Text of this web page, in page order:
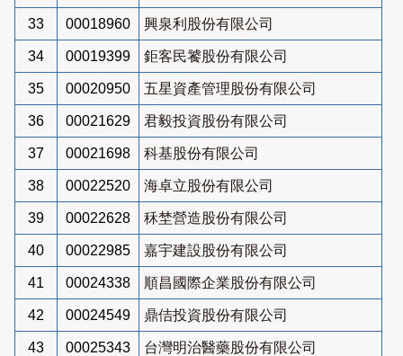
33 00018960 興泉利股份有限公司
34 00019399 鉅客民饕股份有限公司
35 00020950 五星資產管理股份有限公司
36 00021629 君毅投資股份有限公司
37 00021698 科基股份有限公司
38 00022520 海卓立股份有限公司
39 00022628 秝埜營造股份有限公司
40 00022985 嘉宇建設股份有限公司
41 00024338 順昌國際企業股份有限公司
42 00024549 鼎佶投資股份有限公司
43 00025343 台灣明治醫藥股份有限公司